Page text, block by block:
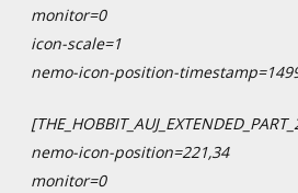
monitor=0
icon-scale=1
nemo-icon-position-
nemo-icon-position=221,34
monitor=0